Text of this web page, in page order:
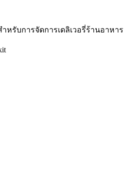
หรับการจัดการเดลิเวอรี่ร้านอาหาร